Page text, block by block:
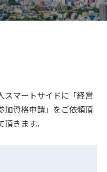
スマートサイドに「経営
加資格申請」をご依頼頂
きます。